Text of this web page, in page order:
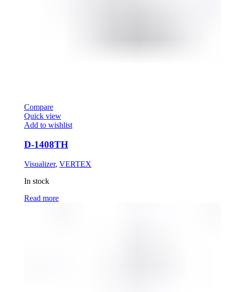
Compare
Quick view
Add to wishlist
D-1408TH
Visualizer, VERTEX
In stock
Read more